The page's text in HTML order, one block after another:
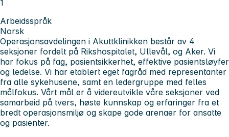
1
Arbeidsspråk
Norsk
Operasjonsavdelingen i Akuttklinikken består av 4
seksjoner fordelt på Rikshospitalet, Ullevål, og Aker. Vi
har fokus på fag, pasientsikkerhet, effektive pasientsløyfer
og ledelse. Vi har etablert eget fagråd med representanter
fra alle sykehusene, samt en ledergruppe med felles
målfokus. Vårt mål er å videreutvikle våre seksjoner ved
samarbeid på tvers, høste kunnskap og erfaringer fra et
bredt operasjonsmiljø og skape gode arenaer for ansatte
og pasienter.